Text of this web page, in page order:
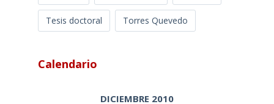
Tesis doctoral Torres Quevedo
Calendario
DICIEMBRE 2010